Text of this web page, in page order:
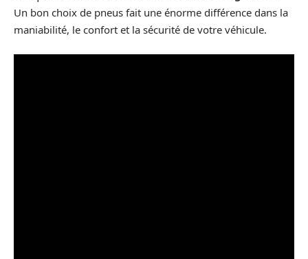
Un bon choix de pneus fait une énorme différence dans la
maniabilité, le confort et la sécurité de votre véhicule.